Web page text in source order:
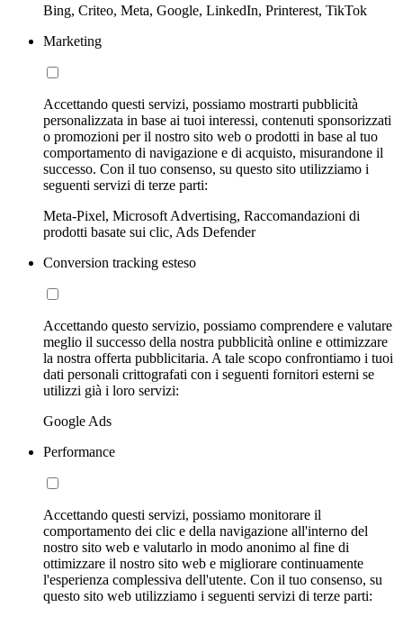
Bing, Criteo, Meta, Google, LinkedIn, Printerest, TikTok
Marketing
Accettando questi servizi, possiamo mostrarti pubblicità
personalizzata in base ai tuoi interessi, contenuti sponsorizzati
o promozioni per il nostro sito web o prodotti in base al tuo
comportamento di navigazione e di acquisto, misurandone il
successo. Con il tuo consenso, su questo sito utilizziamo i
seguenti servizi di terze parti:
Meta-Pixel, Microsoft Advertising, Raccomandazioni di
prodotti basate sui clic, Ads Defender
Conversion tracking esteso
Accettando questo servizio, possiamo comprendere e valutare
meglio il successo della nostra pubblicità online e ottimizzare
la nostra offerta pubblicitaria. A tale scopo confrontiamo i tuoi
dati personali crittografati con i seguenti fornitori esterni se
utilizzi già i loro servizi:
Google Ads
Performance
Accettando questi servizi, possiamo monitorare il
comportamento dei clic e della navigazione all'interno del
nostro sito web e valutarlo in modo anonimo al fine di
ottimizzare il nostro sito web e migliorare continuamente
l'esperienza complessiva dell'utente. Con il tuo consenso, su
questo sito web utilizziamo i seguenti servizi di terze parti: